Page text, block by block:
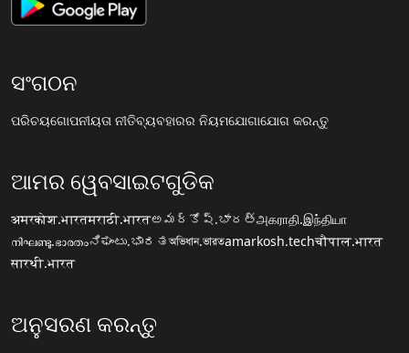
ସଂଗଠନ
ପରିଚୟଗୋପନୀୟତା ନୀତିବ୍ୟବହାରର ନିୟମଯୋଗାଯୋଗ କରନ୍ତୁ
ଆମର ୱେବସାଇଟଗୁଡିକ
अमरकोश.भारतमराठी.भारतఅమర్కోష్.భారత్அகராதி.இந்தியா
നിഘണ്ടു.ഭാരതംನಿಘಂಟು.ಭಾರತঅভিধান.ভারতamarkosh.techचौपाल.भारत
सारथी.भारत
ଅନୁସରଣ କରନ୍ତୁ